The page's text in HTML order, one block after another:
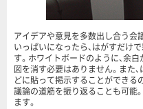
アイデアや意見を多数出し合う会
いっぱいになったら、はがすだけ
す。ホワイトボードのように、余
図を消す必要はありません。また
どに貼って掲示することができる
議論の道筋を振り返ることも可能
ます。